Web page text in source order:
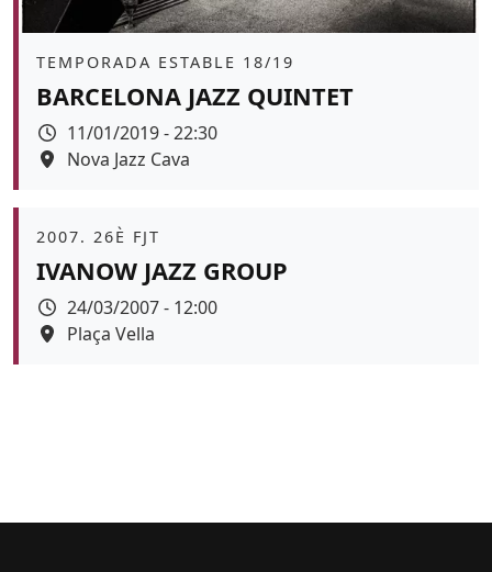
Àmbit
TEMPORADA ESTABLE 18/19
BARCELONA JAZZ QUINTET
Data
11/01/2019 - 22:30
Espai
Nova Jazz Cava
Àmbit
2007. 26È FJT
IVANOW JAZZ GROUP
Data
24/03/2007 - 12:00
Espai
Plaça Vella